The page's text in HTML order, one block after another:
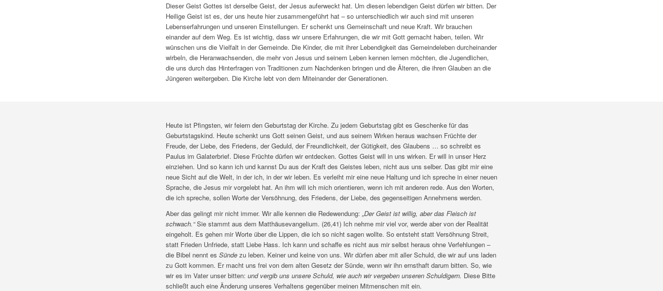
Dieser Geist Gottes ist derselbe Geist, der Jesus auferweckt hat. Um diesen lebendigen Geist dürfen wir bitten. Der
Heilige Geist ist es, der uns heute hier zusammengeführt hat – so unterschiedlich wir auch sind mit unseren
Lebenserfahrungen und unseren Einstellungen. Er schenkt uns Gemeinschaft und neue Kraft. Wir brauchen
einander auf dem Weg. Es ist wichtig, dass wir unsere Erfahrungen, die wir mit Gott gemacht haben, teilen. Wir
wünschen uns die Vielfalt in der Gemeinde. Die Kinder, die mit ihrer Lebendigkeit das Gemeindeleben durcheinander
wirbeln, die Heranwachsenden, die mehr von Jesus und seinem Leben kennen lernen möchten, die Jugendlichen,
die uns durch das Hinterfragen von Traditionen zum Nachdenken bringen und die Älteren, die ihren Glauben an die
Jüngeren weitergeben. Die Kirche lebt von dem Miteinander der Generationen.
Heute ist Pfingsten, wir feiern den Geburtstag der Kirche. Zu jedem Geburtstag gibt es Geschenke für das
Geburtstagskind. Heute schenkt uns Gott seinen Geist, und aus seinem Wirken heraus wachsen Früchte der
Freude, der Liebe, des Friedens, der Geduld, der Freundlichkeit, der Gütigkeit, des Glaubens … so schreibt es
Paulus im Galaterbrief. Diese Früchte dürfen wir entdecken. Gottes Geist will in uns wirken. Er will in unser Herz
einziehen. Und so kann ich und kannst Du aus der Kraft des Geistes leben, nicht aus uns selber. Das gibt mir eine
neue Sicht auf die Welt, in der ich, in der wir leben. Es verleiht mir eine neue Haltung und ich spreche in einer neuen
Sprache, die Jesus mir vorgelebt hat. An ihm will ich mich orientieren, wenn ich mit anderen rede. Aus den Worten,
die ich spreche, sollen Worte der Versöhnung, des Friedens, der Liebe, des gegenseitigen Annehmens werden.
Aber das gelingt mir nicht immer. Wir alle kennen die Redewendung: „Der Geist ist willig, aber das Fleisch ist
schwach.“Sie stammt aus dem Matthäusevangelium. (26,41) Ich nehme mir viel vor, werde aber von der Realität
eingeholt. Es gehen mir Worte über die Lippen, die ich so nicht sagen wollte. So entsteht statt Versöhnung Streit,
statt Frieden Unfriede, statt Liebe Hass. Ich kann und schaffe es nicht aus mir selbst heraus ohne Verfehlungen –
die Bibel nennt es Sünde zu leben. Keiner und keine von uns. Wir dürfen aber mit aller Schuld, die wir auf uns laden
zu Gott kommen. Er macht uns frei von dem alten Gesetz der Sünde, wenn wir ihn ernsthaft darum bitten. So, wie
wir es im Vater unser bitten: und vergib uns unsere Schuld, wie auch wir vergeben unseren Schuldigern. Diese Bitte
schließt auch eine Änderung unseres Verhaltens gegenüber meinen Mitmenschen mit ein.